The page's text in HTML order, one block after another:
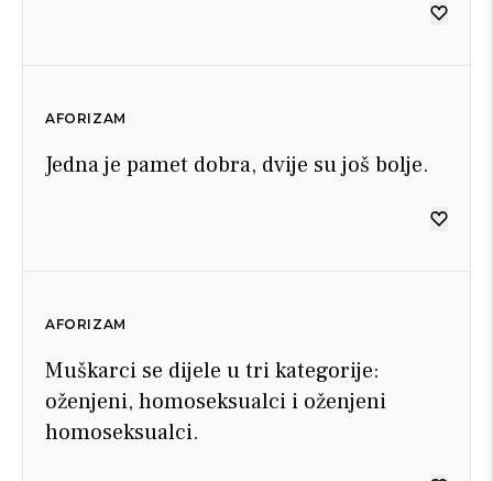
AFORIZAM
Jedna je pamet dobra, dvije su još bolje.
AFORIZAM
Muškarci se dijele u tri kategorije:
oženjeni, homoseksualci i oženjeni
homoseksualci.